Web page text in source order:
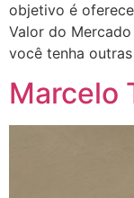
objetivo é
Valor do
você tenha
Marcelo